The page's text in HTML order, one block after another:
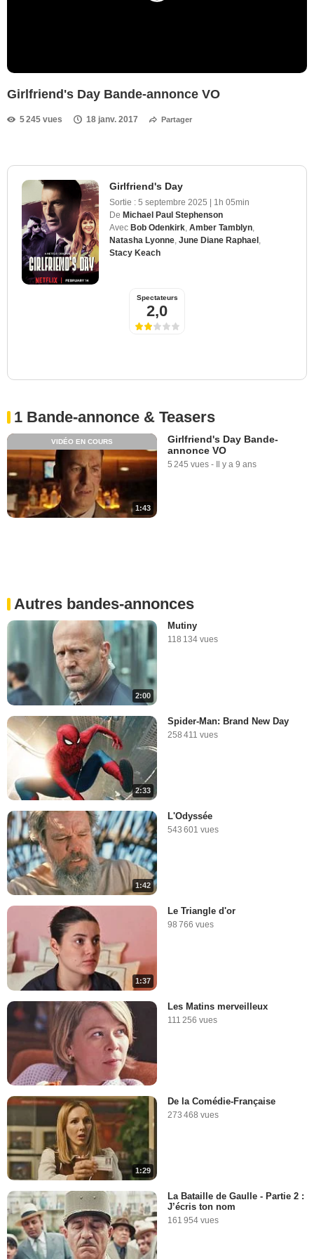
Girlfriend's Day Bande-annonce VO
5 245 vues 18 janv. 2017 Partager
Girlfriend's Day
Sortie : 5 septembre 2025 | 1h 05min
De Michael Paul Stephenson
Avec Bob Odenkirk Amber Tamblyn
Natasha Lyonne June Diane Raphael
Stacy Keach
Spectateurs
2,0
1 Bande-annonce & Teasers
1:43
VIDÉO EN COURS
Girlfriend's Day Bande-
annonce VO
5 245 vues - Il y a 9 ans
Autres bandes-annonces
2:00
Mutiny
118 134 vues
2:33
Spider-Man: Brand New Day
258 411 vues
1:42
L'Odyssée
543 601 vues
1:37
Le Triangle d'or
98 766 vues
Les Matins merveilleux
111 256 vues
1:29
De la Comédie-Française
273 468 vues
La Bataille de Gaulle - Partie 2 :
J’écris ton nom
161 954 vues